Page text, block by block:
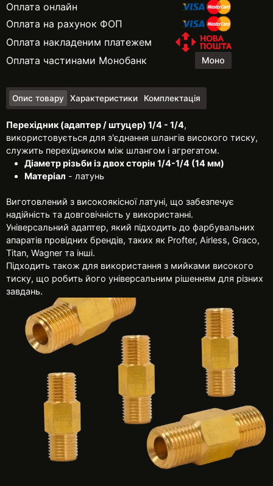
Оплата онлайн
Оплата на рахунок ФОП
Оплата накладеним платежем
Оплата частинами Монобанк
Опис товару Характеристики Комплектація
Перехідник (адаптер / штуцер) 1/4 - 1/4,
використовується для з'єднання шлангів високого тиску,
служить перехідником між шлангом і агрегатом.
Діаметр різьби із двох сторін 1/4-1/4 (14 мм)
Матеріал - латунь
Виготовлений з високоякісної латуні, що забезпечує
надійність та довговічність у використанні.
Універсальний адаптер, який підходить до фарбувальних
апаратів провідних брендів, таких як Profter, Airless, Graco,
Titan, Wagner та інші.
Підходить також для використання з мийками високого
тиску, що робить його універсальним рішенням для різних
завдань.